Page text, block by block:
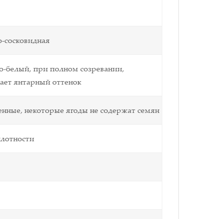
сосковидная
белый, при полном созревании,
янтарный оттенок
некоторые ягоды не содержат семян